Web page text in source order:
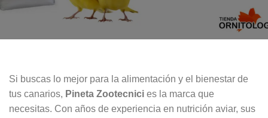
Si buscas lo mejor para la alimentación y el bienestar de
tus canarios, Pineta Zootecnici es la marca que
necesitas. Con años de experiencia en nutrición aviar, sus